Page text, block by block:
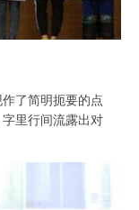
了简明扼要的点
里行间流露出对